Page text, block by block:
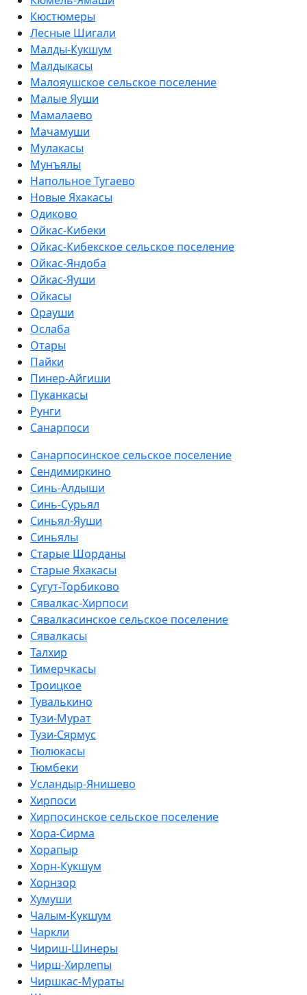
Кюстюмеры
Лесные Шигали
Малды-Кукшум
Малдыкасы
Малояушское сельское поселение
Малые Яуши
Мамалаево
Мачамуши
Мулакасы
Мунъялы
Напольное Тугаево
Новые Яхакасы
Одиково
Ойкас-Кибеки
Ойкас-Кибекское сельское поселение
Ойкас-Яндоба
Ойкас-Яуши
Ойкасы
Орауши
Ослаба
Отары
Пайки
Пинер-Айгиши
Пуканкасы
Рунги
Санарпоси
Санарпосинское сельское поселение
Сендимиркино
Синь-Алдыши
Синь-Сурьял
Синьял-Яуши
Синьялы
Старые Шорданы
Старые Яхакасы
Сугут-Торбиково
Сявалкас-Хирпоси
Сявалкасинское сельское поселение
Сявалкасы
Талхир
Тимерчкасы
Троицкое
Тувалькино
Тузи-Мурат
Тузи-Сярмус
Тюлюкасы
Тюмбеки
Усландыр-Янишево
Хирпоси
Хирпосинское сельское поселение
Хора-Сирма
Хорапыр
Хорн-Кукшум
Хорнзор
Хумуши
Чалым-Кукшум
Чаркли
Чириш-Шинеры
Чирш-Хирлепы
Чиршкас-Мураты